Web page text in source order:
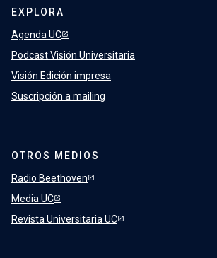
EXPLORA
Agenda UC
Podcast Visión Universitaria
Visión Edición impresa
Suscripción a mailing
OTROS MEDIOS
Radio Beethoven
Media UC
Revista Universitaria UC